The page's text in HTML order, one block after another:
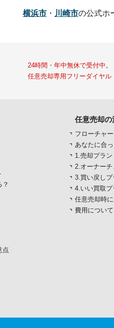
横浜市 ・ 川崎市の公式ホ
24時間・年中無休で受付中。
任意売却専用フリーダイヤル
点
任意売却の
フローチャー
あなたに合
1.売却プラン
2.オーナー
3.買い戻しプ
4.いい買取プ
任意売却時
費用について